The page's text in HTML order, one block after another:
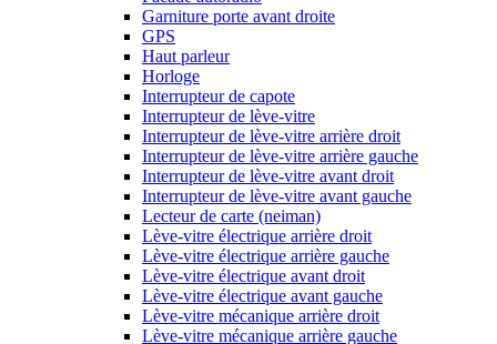
Garniture porte avant droite
GPS
Haut parleur
Horloge
Interrupteur de capote
Interrupteur de lève-vitre
Interrupteur de lève-vitre arrière droit
Interrupteur de lève-vitre arrière gauche
Interrupteur de lève-vitre avant droit
Interrupteur de lève-vitre avant gauche
Lecteur de carte (neiman)
Lève-vitre électrique arrière droit
Lève-vitre électrique arrière gauche
Lève-vitre électrique avant droit
Lève-vitre électrique avant gauche
Lève-vitre mécanique arrière droit
Lève-vitre mécanique arrière gauche